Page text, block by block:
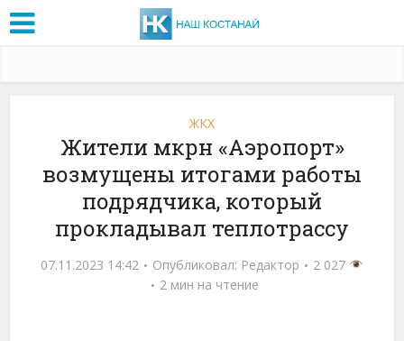
ЖКХ
Жители мкрн «Аэропорт»
возмущены итогами работы
подрядчика, который
прокладывал теплотрассу
07.11.2023 14:42 Опубликовал: Редактор
2 027
2 мин на чтение